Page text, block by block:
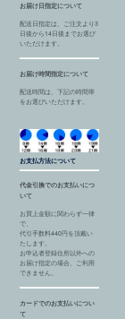
お届け日指定について
配送日指定は、ご注文より3
日後から14日後までお選び
いただけます。
お届け時間指定について
配送時間は、下記の時間帯
をお選びいただけます。
お支払方法について
代金引換でのお支払いにつ
いて
お買上金額に関わらず一律
で、
代引手数料440円を頂戴い
たします。
お申込者登録住所以外への
お届け指定の場合、ご利用
できません。
カードでのお支払いについ
て